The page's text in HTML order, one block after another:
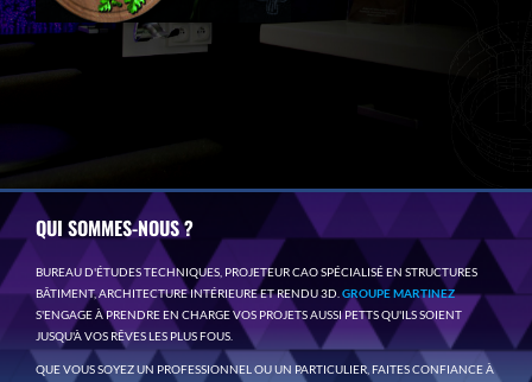
QUI SOMMES-NOUS ?
BUREAU D'ÉTUDES TECHNIQUES, PROJETEUR CAO SPÉCIALISÉ EN STRUCTURES
BÂTIMENT, ARCHITECTURE INTÉRIEURE ET RENDU 3D. GROUPE MARTINEZ
S'ENGAGE À PRENDRE EN CHARGE VOS PROJETS AUSSI PETTS QU'ILS SOIENT
JUSQU'À VOS RÊVES LES PLUS FOUS.
QUE VOUS SOYEZ UN PROFESSIONNEL OU UN PARTICULIER, FAITES CONFIANCE À